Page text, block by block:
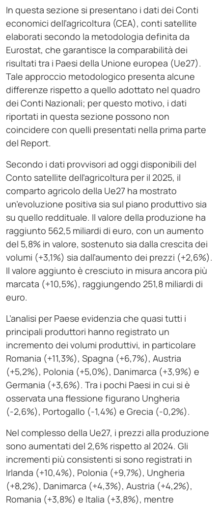
In questa sezione si presentano i dati dei Conti
economici dell’agricoltura (CEA), conti satellite
elaborati secondo la metodologia definita da
Eurostat, che garantisce la comparabilità dei
risultati tra i Paesi della Unione europea (Ue27).
Tale approccio metodologico presenta alcune
differenze rispetto a quello adottato nel quadro
dei Conti Nazionali; per questo motivo, i dati
riportati in questa sezione possono non
coincidere con quelli presentati nella prima parte
del Report.
Secondo i dati provvisori ad oggi disponibili del
Conto satellite dell’agricoltura per il 2025, il
comparto agricolo della Ue27 ha mostrato
un’evoluzione positiva sia sul piano produttivo sia
su quello reddituale. Il valore della produzione ha
raggiunto 562,5 miliardi di euro, con un aumento
del 5,8% in valore, sostenuto sia dalla crescita dei
volumi (+3,1%) sia dall’aumento dei prezzi (+2,6%).
Il valore aggiunto è cresciuto in misura ancora più
marcata (+10,5%), raggiungendo 251,8 miliardi di
euro.
L’analisi per Paese evidenzia che quasi tutti i
principali produttori hanno registrato un
incremento dei volumi produttivi, in particolare
Romania (+11,3%), Spagna (+6,7%), Austria
(+5,2%), Polonia (+5,0%), Danimarca (+3,9%) e
Germania (+3,6%). Tra i pochi Paesi in cui si è
osservata una flessione figurano Ungheria
(-2,6%), Portogallo (-1,4%) e Grecia (-0,2%).
Nel complesso della Ue27, i prezzi alla produzione
sono aumentati del 2,6% rispetto al 2024. Gli
incrementi più consistenti si sono registrati in
Irlanda (+10,4%), Polonia (+9,7%), Ungheria
(+8,2%), Danimarca (+4,3%), Austria (+4,2%),
Romania (+3,8%) e Italia (+3,8%), mentre